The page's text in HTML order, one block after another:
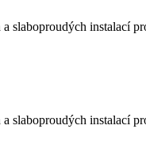
slaboproudých instalací
slaboproudých instalací